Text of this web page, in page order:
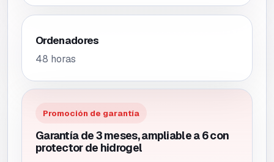
Ordenadores
48 horas
Promoción de garantía
Garantía de 3 meses, ampliable a 6 con
protector de hidrogel